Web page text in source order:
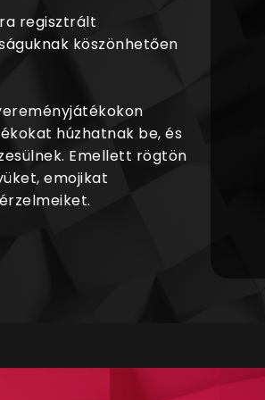
regisztrált
köszönhetően
húzhatnak be, és
Emellett rögtön
emojikat